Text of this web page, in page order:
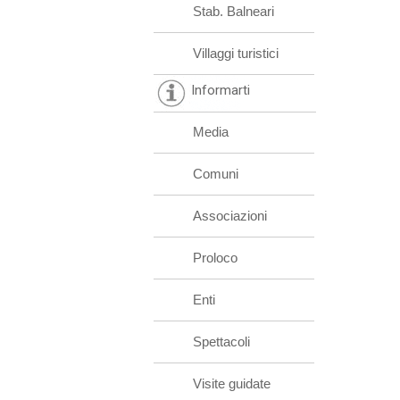
Stab. Balneari
Villaggi turistici
Informarti
Media
Comuni
Associazioni
Proloco
Enti
Spettacoli
Visite guidate